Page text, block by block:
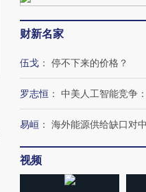
财新名家
伍戈 ： 停不下来的价格？
罗志恒 ： 中美人工智能竞争
易峘 ： 海外能源供给缺口对
视频